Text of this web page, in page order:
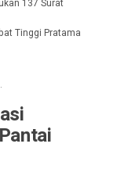
137 Surat
Tinggi Pratama
·